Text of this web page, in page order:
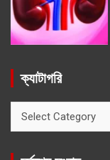
ক্যাটাগরি